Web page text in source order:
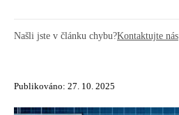
Našli jste v článku chybu?Kontaktujte nás
Publikováno: 27. 10. 2025